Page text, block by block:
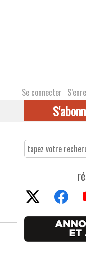
Se connecter